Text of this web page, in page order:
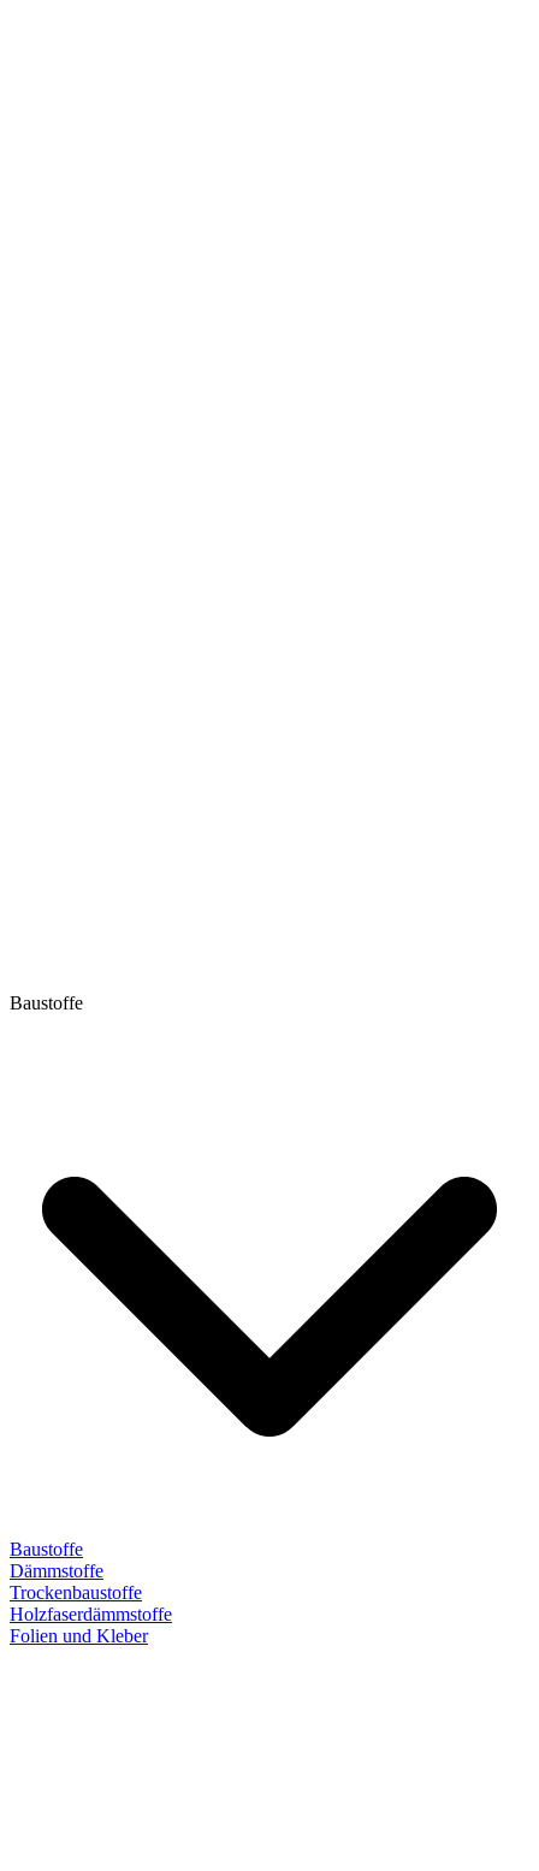
Baustoffe
Baustoffe
Dämmstoffe
Trockenbaustoffe
Holzfaserdämmstoffe
Folien und Kleber